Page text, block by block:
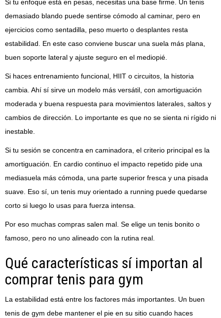
Si tu enfoque está en pesas, necesitas una base firme. Un tenis
demasiado blando puede sentirse cómodo al caminar, pero en
ejercicios como sentadilla, peso muerto o desplantes resta
estabilidad. En este caso conviene buscar una suela más plana,
buen soporte lateral y ajuste seguro en el mediopié.
Si haces entrenamiento funcional, HIIT o circuitos, la historia
cambia. Ahí sí sirve un modelo más versátil, con amortiguación
moderada y buena respuesta para movimientos laterales, saltos y
cambios de dirección. Lo importante es que no se sienta ni rígido ni
inestable.
Si tu sesión se concentra en caminadora, el criterio principal es la
amortiguación. En cardio continuo el impacto repetido pide una
mediasuela más cómoda, una parte superior fresca y una pisada
suave. Eso sí, un tenis muy orientado a running puede quedarse
corto si luego lo usas para fuerza intensa.
Por eso muchas compras salen mal. Se elige un tenis bonito o
famoso, pero no uno alineado con la rutina real.
Qué características sí importan al
comprar tenis para gym
La estabilidad está entre los factores más importantes. Un buen
tenis de gym debe mantener el pie en su sitio cuando haces